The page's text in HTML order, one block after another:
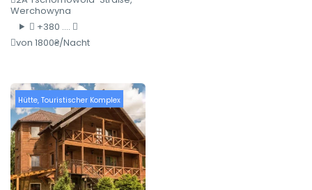
Werchowyna
+380 ....
von 1800₴/Nacht
Hütte, Touristischer Komplex